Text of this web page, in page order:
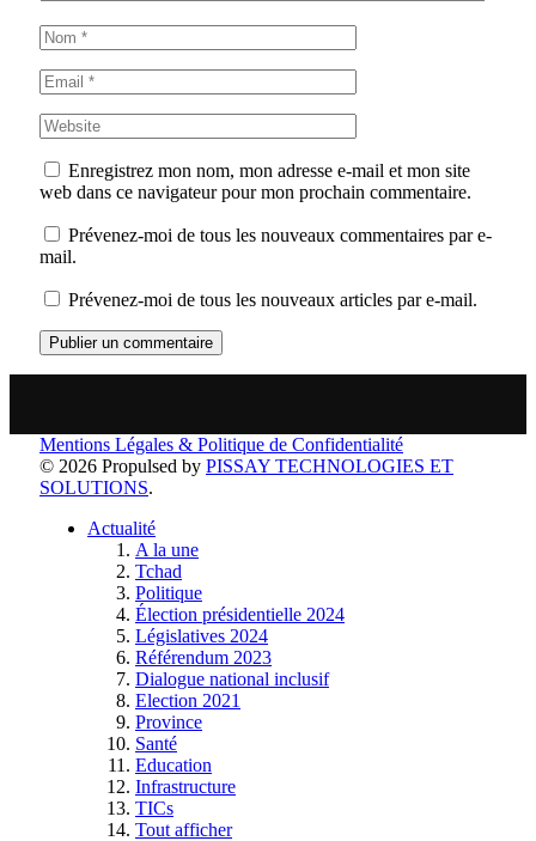
Enregistrez mon nom, mon adresse e-mail et mon site
web dans ce navigateur pour mon prochain commentaire.
Prévenez-moi de tous les nouveaux commentaires par e-
mail.
Prévenez-moi de tous les nouveaux articles par e-mail.
Mentions Légales & Politique de Confidentialité
© 2026 Propulsed by PISSAY TECHNOLOGIES ET
SOLUTIONS.
Actualité
A la une
Tchad
Politique
Élection présidentielle 2024
Législatives 2024
Référendum 2023
Dialogue national inclusif
Election 2021
Province
Santé
Education
Infrastructure
TICs
Tout afficher